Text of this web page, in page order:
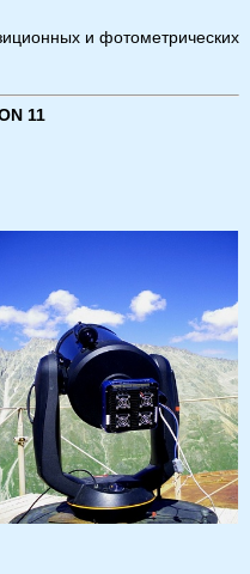
и фотометрических
11